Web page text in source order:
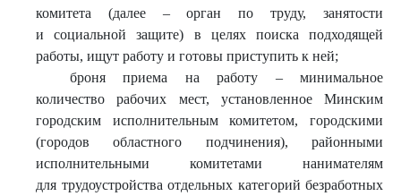
комитета (далее – орган по труду, занятости
и социальной защите) в целях поиска подходящей
работы, ищут работу и готовы приступить к ней;
броня приема на работу – минимальное
количество рабочих мест, установленное Минским
городским исполнительным комитетом, городскими
(городов областного подчинения), районными
исполнительными комитетами нанимателям
для трудоустройства отдельных категорий безработных